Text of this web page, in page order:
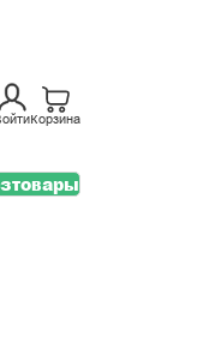
Корзина